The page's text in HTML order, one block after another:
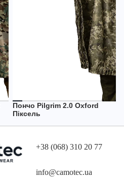
НЕМАЄ В НАЯВНОСТІ
Пончо Pilgrim 2.0 Oxford
Піксель
+38 (068) 310 20 77
info@camotec.ua